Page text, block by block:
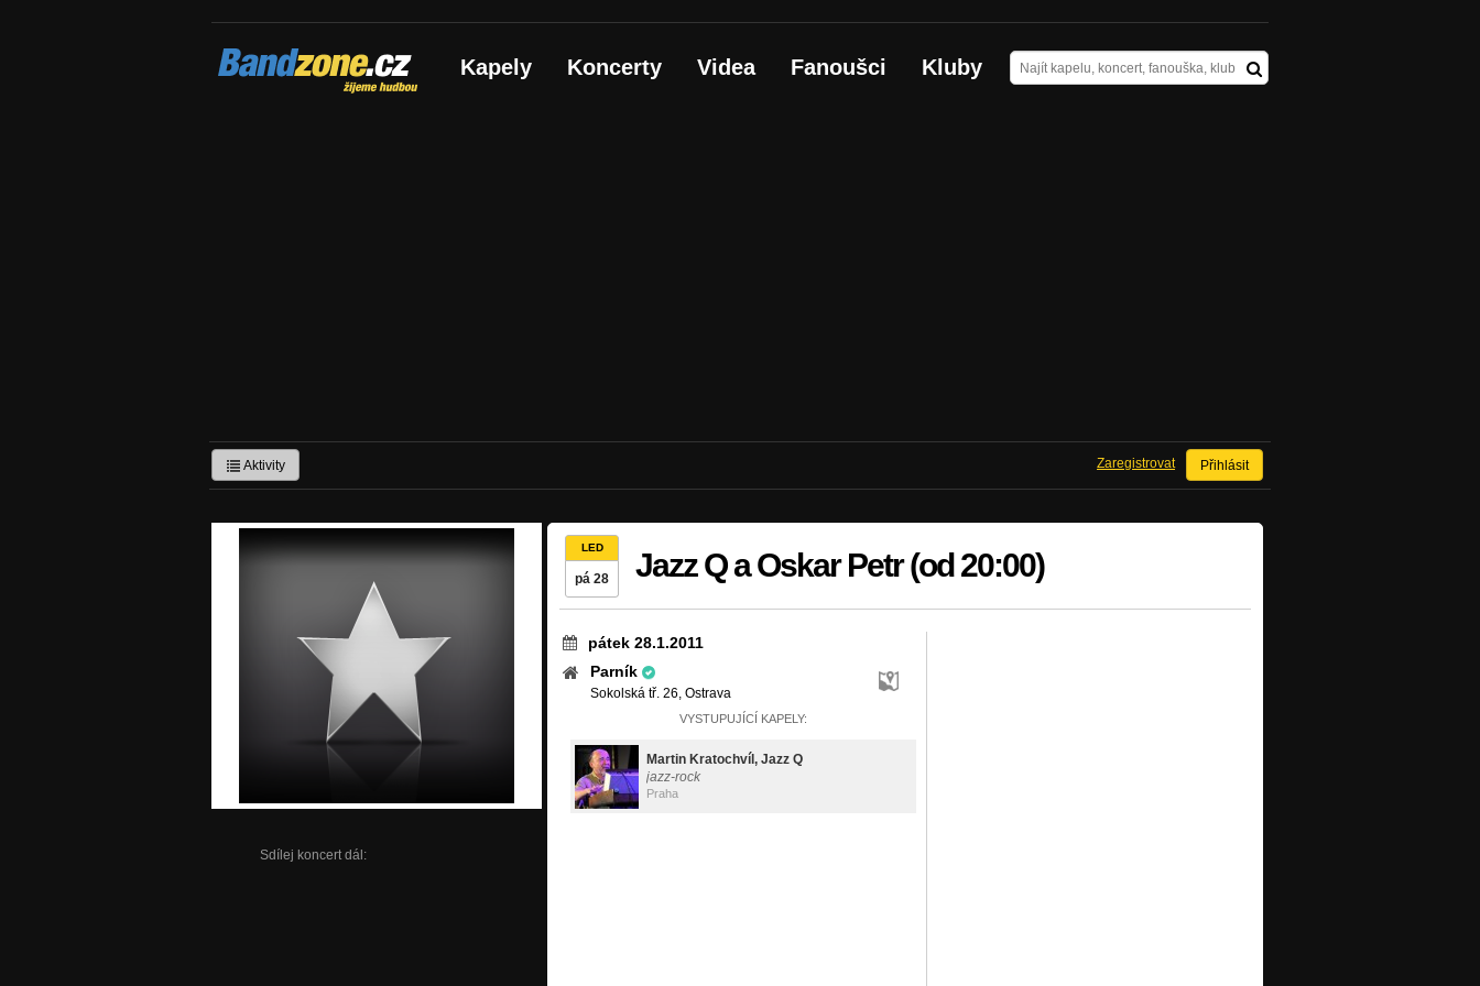
Bandzone.cz
žijeme hudbou Kapely Koncerty Videa Fanoušci Kluby
Aktivity Přihlásit
Zaregistrovat
Sdílej koncert dál:
LED
pá 28 Jazz Q a Oskar Petr (od 20:00)
pátek 28.1.2011
Parník
Sokolská tř. 26, Ostrava
VYSTUPUJÍCÍ KAPELY:
Martin Kratochvíl, Jazz Q
jazz-rock
Praha